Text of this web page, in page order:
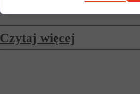
dziełach sztuki z kolekcji
Czytaj więcej